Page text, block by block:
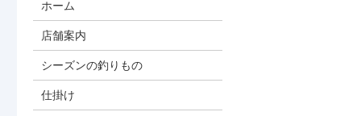
ホーム
店舗案内
シーズンの釣りもの
仕掛け